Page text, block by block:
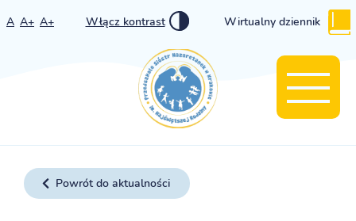
A A+ A+ Włącz kontrast Wirtualny dziennik
Powrót do aktualności